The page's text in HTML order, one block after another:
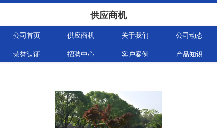
供应商机
公司首页 供应商机 关于我们 公司动态
荣誉认证 招聘中心 客户案例 产品知识